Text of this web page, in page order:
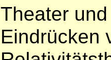
Theater
Eindrücken